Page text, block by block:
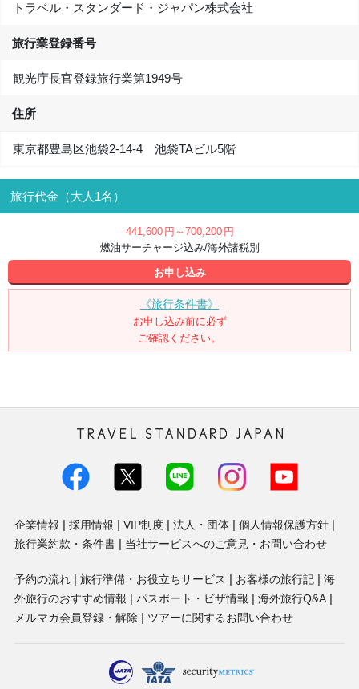
トラベル・スタンダード・ジャパン株式会社
旅行業登録番号
観光庁長官登録旅行業第1949号
住所
東京都豊島区池袋2-14-4 池袋TAビル5階
旅行代金（大人1名）
441,600 円 ～700,200 円
燃油サーチャージ込み/海外諸税別
お申し込み
《旅行条件書》
お申し込み前に必ず
ご確認ください。
式会社
企業情報 採用情報 VIP制度 法人・団体
個人情報保護方針
旅行業約款・条件書
当社サービスへのご意見・お問い合わせ
予約の流れ 旅行準備・お役立ちサービス お客様の旅行記
海
外旅行のおすすめ情報
パスポート・ビザ情報
海外旅行Q&A
メルマガ会員登録・解除
ツアーに関するお問い合わせ